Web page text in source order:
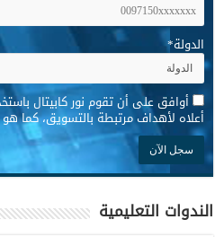
الدولة*
* أوافق على أن تقوم نور كابيتال
أعلاه لأهداف مرتبطة بالتسويق، كما
الندوات التعليمية